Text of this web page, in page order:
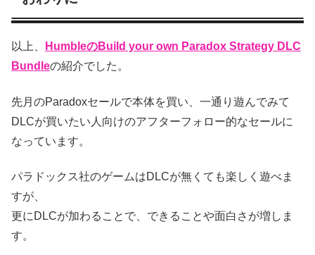
以上、
HumbleのBuild your own Paradox Strategy DLC
Bundleの紹介でした。
先月のParadoxセールで本体を買い、一通り遊んでみて
DLCが買いたい人向けのアフターフォロー的なセールに
なっています。
パラドックス社のゲームはDLCが無くても楽しく遊べま
すが、
更にDLCが加わることで、できることや面白さが増しま
す。